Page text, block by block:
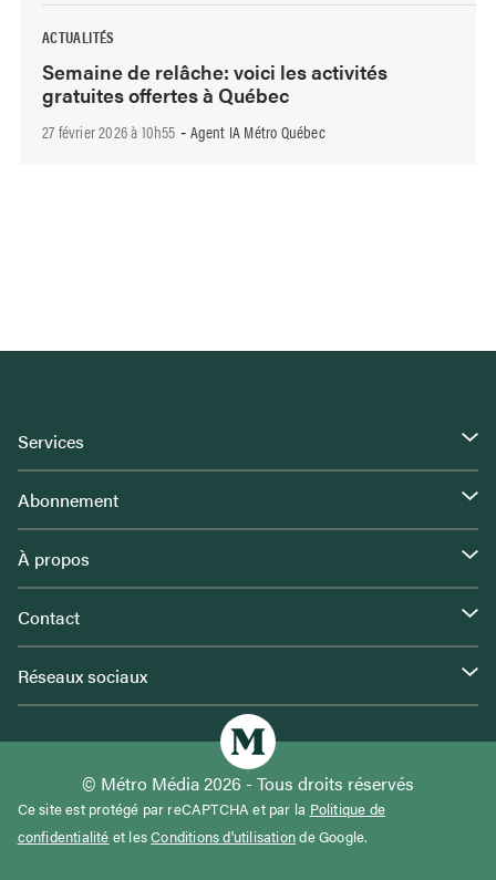
ACTUALITÉS
Semaine de relâche: voici les activités
gratuites offertes à Québec
27 février 2026 à 10h55 - Agent IA Métro Québec
Services
Abonnement
À propos
Contact
Réseaux sociaux
© Métro Média 2026 - Tous droits réservés
Ce site est protégé par reCAPTCHA et par la Politique de
confidentialité et lesConditions d'utilisationde Google.